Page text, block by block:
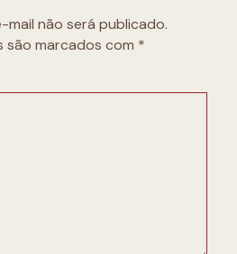
não será publicado.
são marcados com *